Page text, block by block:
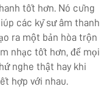
tốt hơn. Nó cũng
các kỹ sư âm thanh
ra một bản hòa trộn
nhạc tốt hơn, để mọi
nghe thật hay khi
hợp với nhau.